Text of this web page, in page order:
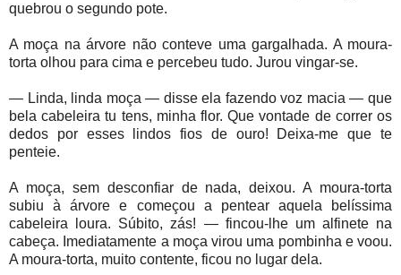
quebrou o segundo pote.
A moça na árvore não conteve uma gargalhada. A moura-
torta olhou para cima e percebeu tudo. Jurou vingar-se.
— Linda, linda moça — disse ela fazendo voz macia — que
bela cabeleira tu tens, minha flor. Que vontade de correr os
dedos por esses lindos fios de ouro! Deixa-me que te
penteie.
A moça, sem desconfiar de nada, deixou. A moura-torta
subiu à árvore e começou a pentear aquela belíssima
cabeleira loura. Súbito, zás! — fincou-lhe um alfinete na
cabeça. Imediatamente a moça virou uma pombinha e voou.
A moura-torta, muito contente, ficou no lugar dela.